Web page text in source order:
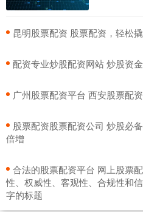
昆明股票配资 股票配资，轻松
配资专业炒股配资网站 炒股资
广州股票配资平台 西安股票配
股票配资股票配资公司 炒股必
倍增
合法的股票配资平台 网上股票
性、权威性、客观性、合规性和
字的标题